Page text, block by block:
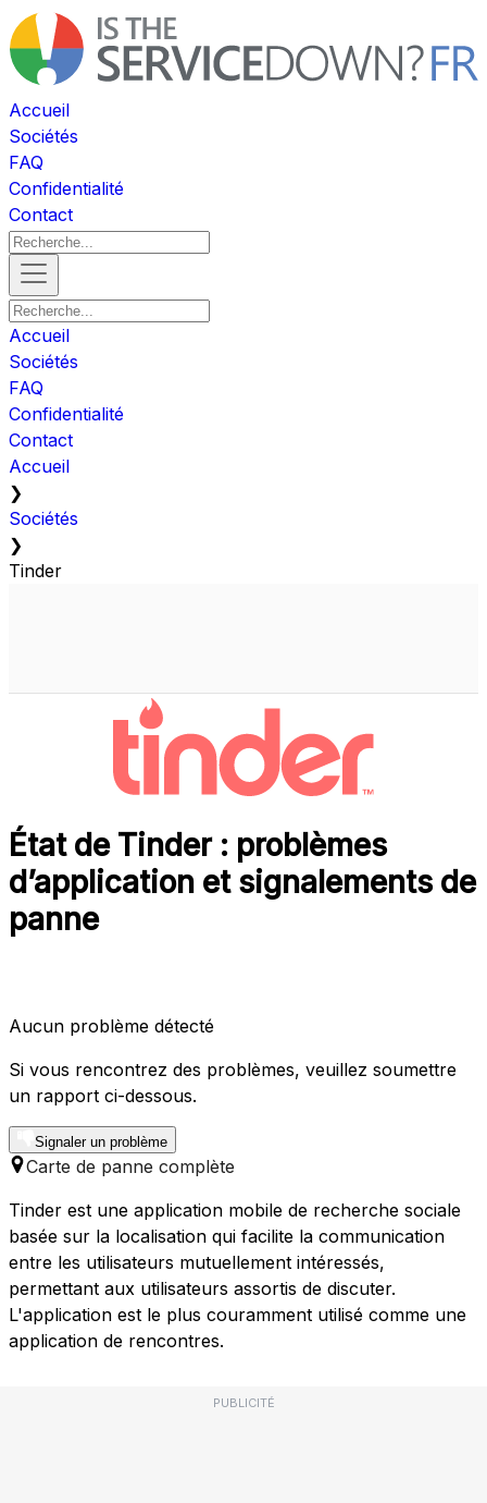
Accueil
Sociétés
FAQ
Confidentialité
Contact
Accueil
Sociétés
FAQ
Confidentialité
Contact
Accueil
❯
Sociétés
❯
Tinder
État de Tinder : problèmes
d’application et signalements de
panne
Aucun problème détecté
Si vous rencontrez des problèmes, veuillez soumettre
un rapport ci-dessous.
Signaler un problème
Carte de panne complète
Tinder est une application mobile de recherche sociale
basée sur la localisation qui facilite la communication
entre les utilisateurs mutuellement intéressés,
permettant aux utilisateurs assortis de discuter.
L'application est le plus couramment utilisé comme une
application de rencontres.
PUBLICITÉ